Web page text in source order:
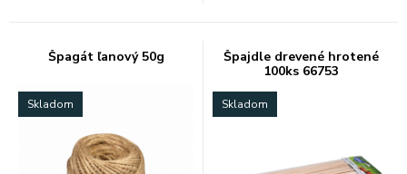
Špagát ľanový 50g
Skladom
Špajdle drevené hrotené
100ks 66753
Skladom